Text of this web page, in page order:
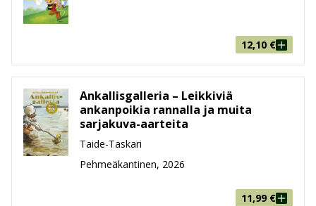
12,10 €
Ankallisgalleria – Leikkiviä
ankanpoikia rannalla ja muita
sarjakuva-aarteita
Taide-Taskari
Pehmeäkantinen, 2026
11,99 €